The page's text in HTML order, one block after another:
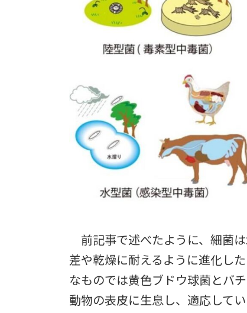
前記事で述べたように、細菌
差や乾燥に耐えるように進化し
なものでは黄色ブドウ球菌とバ
動物の表皮に生息し、適応して